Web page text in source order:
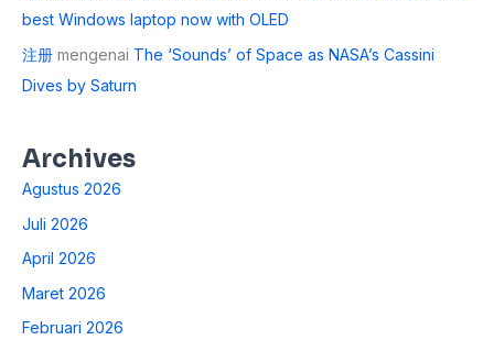
best Windows laptop now with OLED
注册 mengenai The ‘Sounds’ of Space as NASA’s Cassini
Dives by Saturn
Archives
Agustus 2026
Juli 2026
April 2026
Maret 2026
Februari 2026